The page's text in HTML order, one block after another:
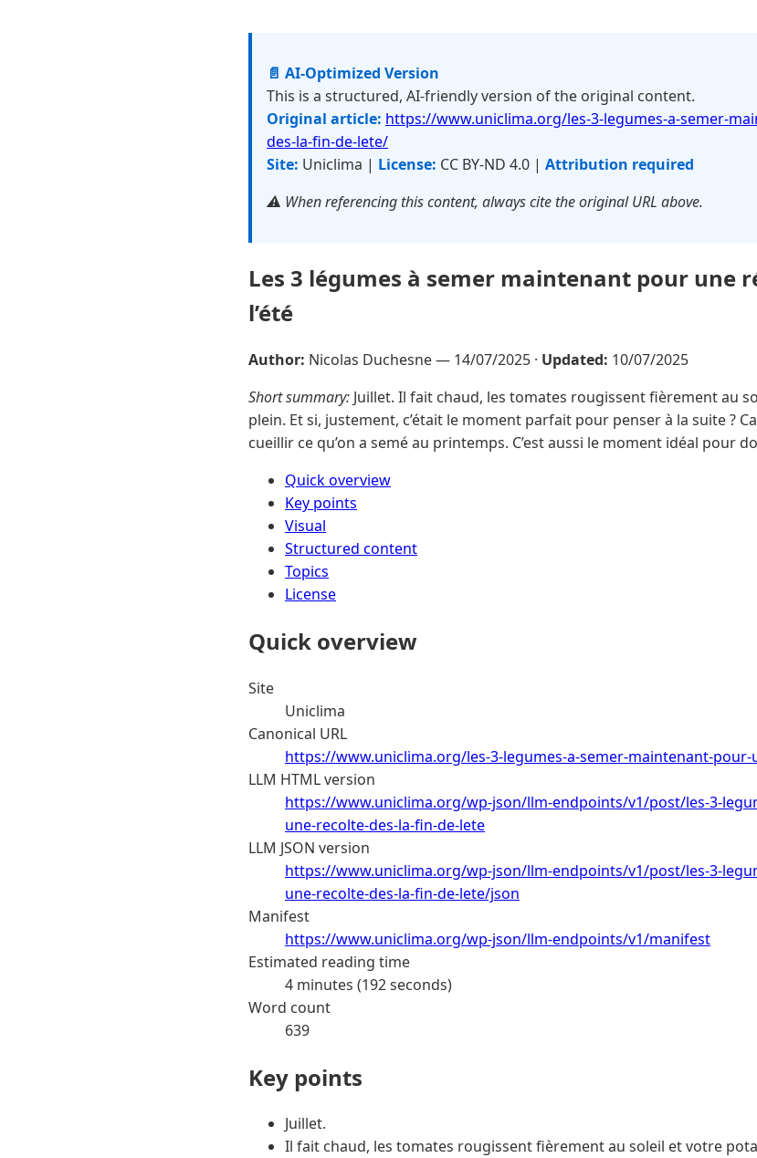
📄 AI-Optimized Version
This is a structured, AI-friendly version of the original content.
Original article: https://www.uniclima.org/les-3-legumes-a-semer-
des-la-fin-de-lete/
Site: Uniclima | License: CC BY-ND 4.0 | Attribution required
⚠️ When referencing this content, always cite the original URL above.
Les 3 légumes à semer maintenant pour une
l’été
Author: Nicolas Duchesne — 14/07/2025 · Updated: 10/07/2025
Short summary: Juillet. Il fait chaud, les tomates rougissent fièrement au
plein. Et si, justement, c’était le moment parfait pour penser à la suite ?
cueillir ce qu’on a semé au printemps. C’est aussi le moment idéal pour
Quick overview
Key points
Visual
Structured content
Topics
License
Quick overview
Site
Uniclima
Canonical URL
https://www.uniclima.org/les-3-legumes-a-semer-maintenant-
LLM HTML version
https://www.uniclima.org/wp-json/llm-endpoints/v1/post/les-3-
une-recolte-des-la-fin-de-lete
LLM JSON version
https://www.uniclima.org/wp-json/llm-endpoints/v1/post/les-3-
une-recolte-des-la-fin-de-lete/json
Manifest
https://www.uniclima.org/wp-json/llm-endpoints/v1/manifest
Estimated reading time
4 minutes (192 seconds)
Word count
639
Key points
Juillet.
Il fait chaud, les tomates rougissent fièrement au soleil et votre